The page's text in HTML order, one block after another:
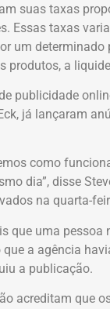
suas taxas
Essas taxas
um determinado
produtos, a
publicidade
já lançaram
como
dia”, disse
na quarta-
que uma
a agência
a publicação.
acreditam que